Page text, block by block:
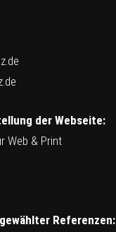
der Webseite:
Web & Print
Referenzen: